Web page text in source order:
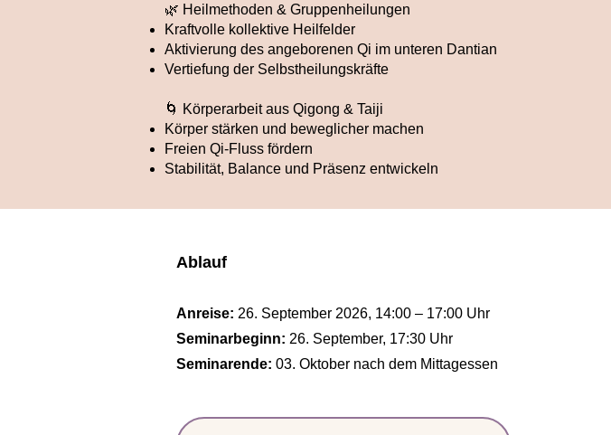
🌿 Heilmethoden & Gruppenheilungen
Kraftvolle kollektive Heilfelder
Aktivierung des angeborenen Qi im unteren Dantian
Vertiefung der Selbstheilungskräfte
🌀 Körperarbeit aus Qigong & Taiji
Körper stärken und beweglicher machen
Freien Qi-Fluss fördern
Stabilität, Balance und Präsenz entwickeln
Ablauf
Anreise: 26. September 2026, 14:00 – 17:00 Uhr
Seminarbeginn: 26. September, 17:30 Uhr
Seminarende: 03. Oktober nach dem Mittagessen